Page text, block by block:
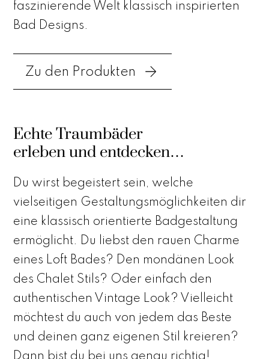
faszinierende Welt klassisch inspirierten
Bad Designs.
Zu den Produkten
Echte Traumbäder
erleben und entdecken…
Du wirst begeistert sein, welche
vielseitigen Gestaltungsmöglichkeiten dir
eine klassisch orientierte Badgestaltung
ermöglicht. Du liebst den rauen Charme
eines Loft Bades? Den mondänen Look
des Chalet Stils? Oder einfach den
authentischen Vintage Look? Vielleicht
möchtest du auch von jedem das Beste
und deinen ganz eigenen Stil kreieren?
Dann bist du bei uns genau richtig!